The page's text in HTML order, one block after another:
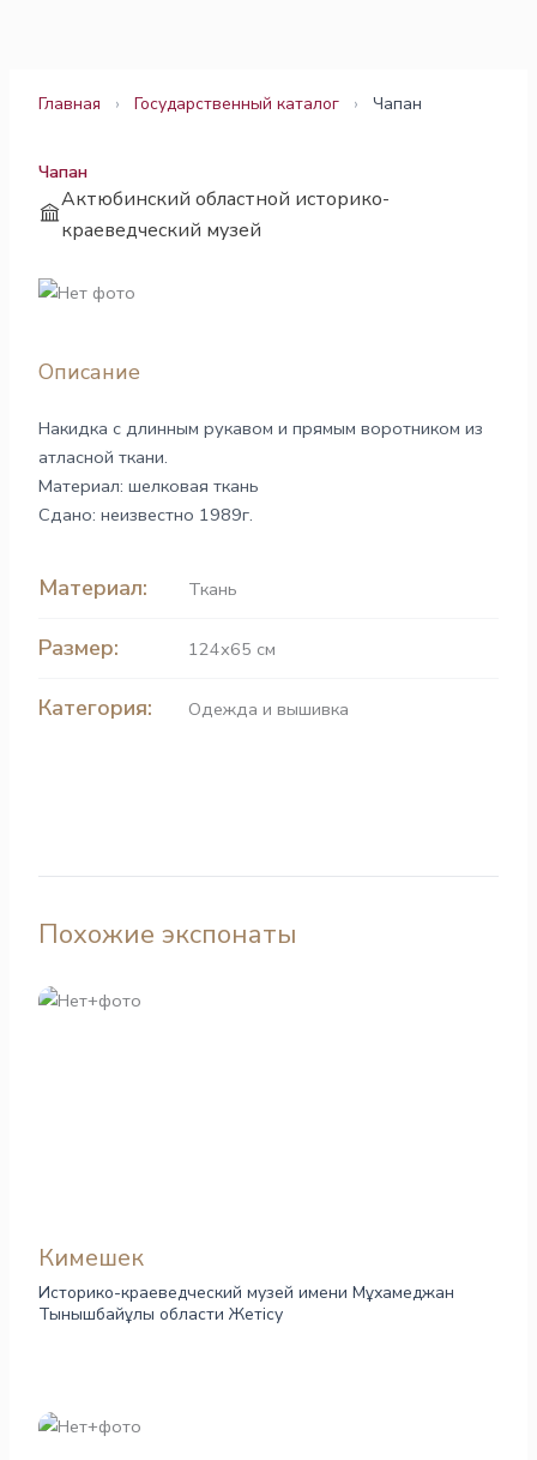
Главная › Государственный каталог › Чапан
Чапан
Актюбинский областной историко-
краеведческий музей
Описание
Накидка с длинным рукавом и прямым воротником из
атласной ткани.
Материал: шелковая ткань
Сдано: неизвестно 1989г.
Материал: Ткань
Размер: 124х65 см
Категория: Одежда и вышивка
Похожие экспонаты
Кимешек
Историко-краеведческий музей имени Мұхамеджан
Тынышбайұлы области Жетісу